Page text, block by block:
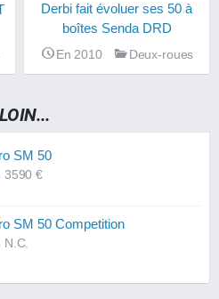
Derbi fait évoluer ses 50 à
boîtes Senda DRD
En 2010 Deux-roues
SM 50
3590 €
SM 50 Competition
N.C.